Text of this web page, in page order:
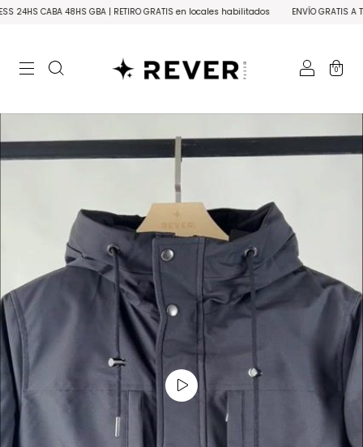
48HS GBA | RETIRO GRATIS en locales habilitados ENVÍO GRATIS A TODO EL
0